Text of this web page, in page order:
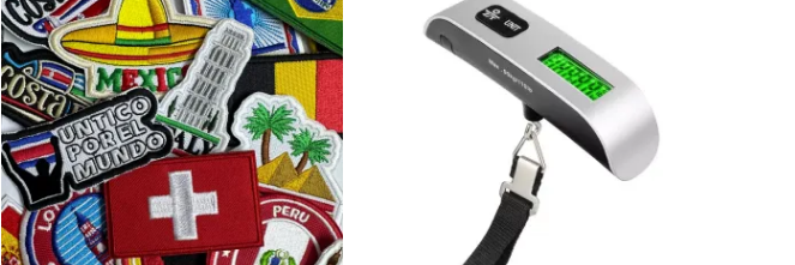
producto
tiene
múltiples
variantes.
Las
opciones
se
pueden
elegir